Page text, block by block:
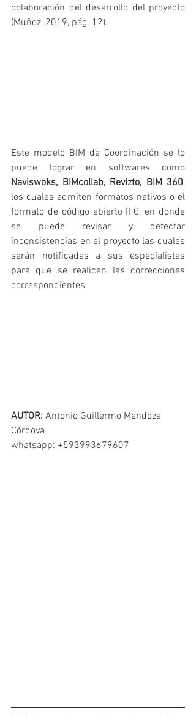
colaboración del desarrollo del proyecto
(Muñoz, 2019, pág. 12).
Este modelo BIM de Coordinación se lo
Naviswoks, BIMcollab, Revizto, BIM 360,
los cuales admiten formatos nativos o el
formato de código abierto IFC, en donde
se puede revisar y detectar
inconsistencias en el proyecto las cuales
serán notificadas a sus especialistas
para que se realicen las correcciones
correspondientes.
AUTOR: Antonio Guillermo Mendoza
Córdova
whatsapp: +593993679607